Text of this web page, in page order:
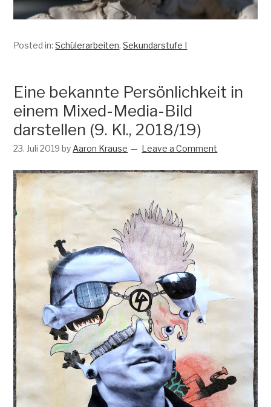
Posted in:Schülerarbeiten,Sekundarstufe I
Eine bekannte Persönlichkeit in
einem Mixed-Media-Bild
darstellen (9. Kl., 2018/19)
23. Juli 2019 by Aaron Krause Leave a Comment